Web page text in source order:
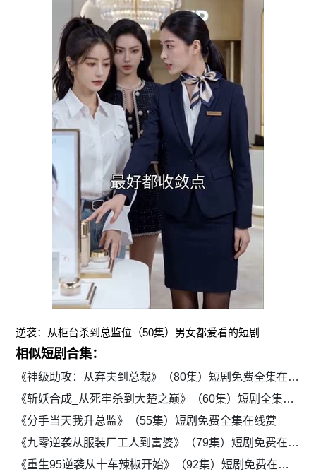
逆袭：从柜台杀到总监位（50集）男女都爱看的短剧
相似短剧合集：
《神级助攻：从弃夫到总裁》（80集）短剧免费全集在线播
《斩妖合成_从死牢杀到大楚之巅》（60集）短剧全集免费一键观看
《分手当天我升总监》（55集）短剧免费全集在线赏
《九零逆袭从服装厂工人到富婆》（79集）短剧免费在线高清看全集
《重生95逆袭从十车辣椒开始》（92集）短剧免费在线畅看全集